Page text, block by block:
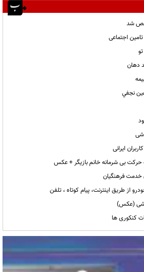
شد
اجتماعی
نجفي
حرکت بی شرمانه خانم بازیگر + عکس
از طریق اینترنت، پیام کوتاه ، تلفن
(عکس)
کنکوری ها